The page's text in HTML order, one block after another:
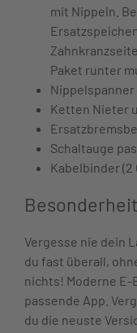
mit Nippeln.
Paket runter
Ketten Nieter
Schaltauge
Kabelbinder (2
Vergesse nie dein
du fast überall,
nichts! Moderne
passende App.
du die neuste